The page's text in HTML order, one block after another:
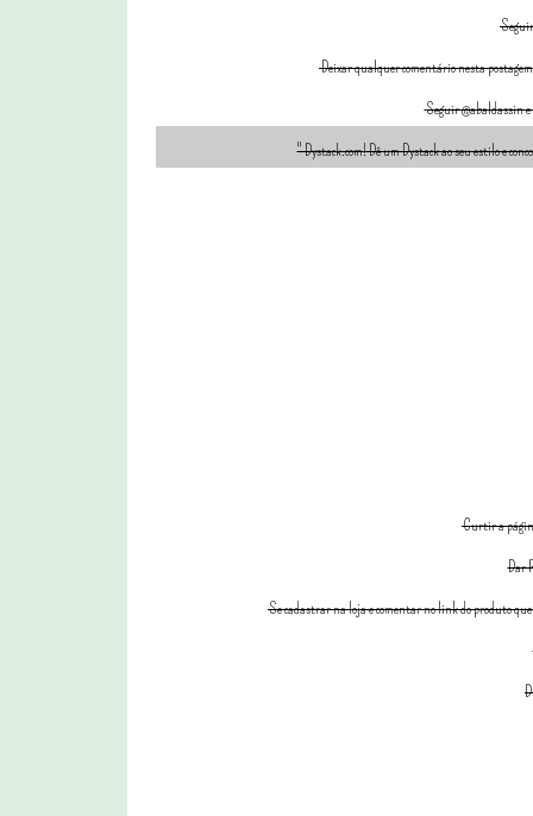
Deixar qualquer comentário nesta
Seguir @abaldassin
" Dystack.com! Dê um Dystack ao seu estilo e
Curtir a
Dar
Se cadastrar na loja e comentar no link do produto